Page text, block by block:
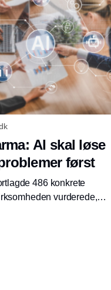
AI skal løse
først
486 konkrete
vurderede,